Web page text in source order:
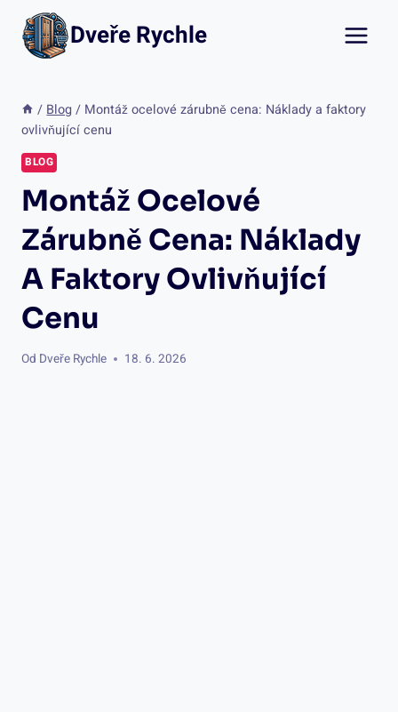
Přeskočit
obsah
Dveře Rychle
/ Blog / Montáž ocelové zárubně cena: Náklady a faktory
ovlivňující cenu
BLOG
Montáž Ocelové
Zárubně Cena: Náklady
A Faktory Ovlivňující
Cenu
Od Dveře Rychle 18. 6. 2026